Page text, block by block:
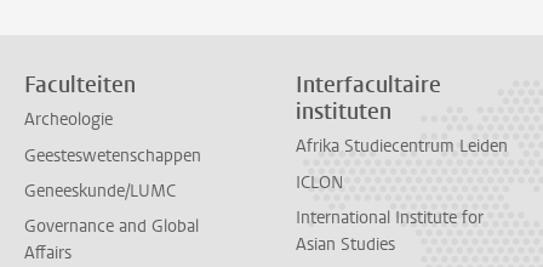
Faculteiten
Archeologie
Geesteswetenschappen
Geneeskunde/LUMC
Governance and Global
Affairs
Interfacultaire
instituten
Afrika Studiecentrum Leiden
ICLON
International Institute for
Asian Studies